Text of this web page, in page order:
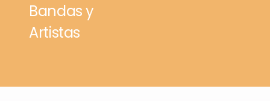
Bandas y
Artistas